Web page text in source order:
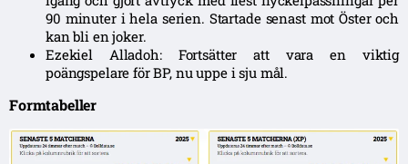
90 minuter i hela serien. Startade senast mot Öster och
kan bli en joker.
Ezekiel Alladoh: Fortsätter att vara en viktig
poängspelare för BP, nu uppe i sju mål.
Formtabeller